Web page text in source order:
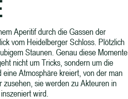
Aperitif durch die Gassen der
vom Heidelberger Schloss. Plötzlich
Staunen. Genau diese Momente
nicht um Tricks, sondern um die
Atmosphäre kreiert, von der man
sie werden zu Akteuren in
wird.